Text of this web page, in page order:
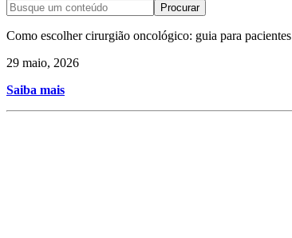
Procurar
Como escolher cirurgião oncológico: guia para pacientes
29 maio, 2026
Saiba mais